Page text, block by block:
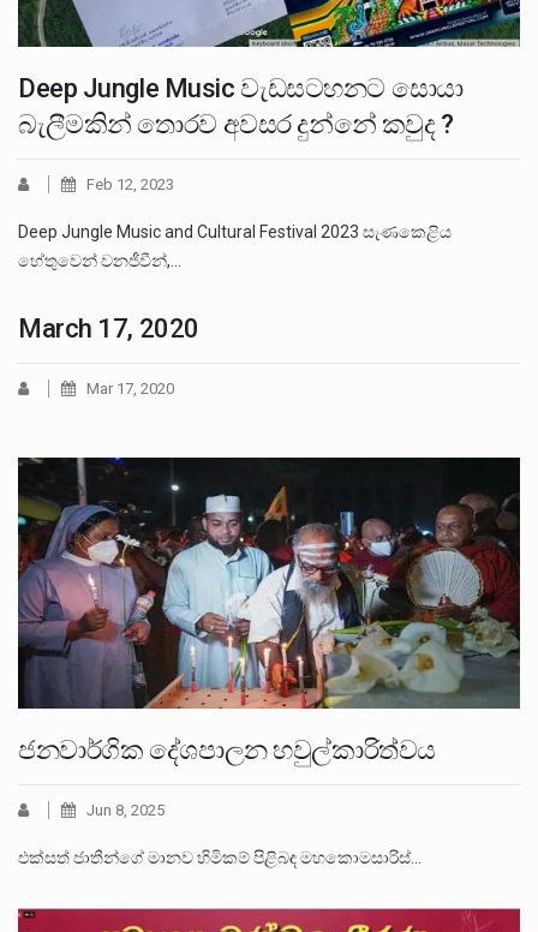
Deep Jungle Music වැඩසටහනට සොයා
බැලීමකින් තොරව අවසර දුන්නේ කවුද ?
Feb 12, 2023
Deep Jungle Music and Cultural Festival 2023 සැණකෙළිය
හේතුවෙන් වනජීවීන්,…
March 17, 2020
Mar 17, 2020
ජනවාර්ගික දේශපාලන හවුල්කාරිත්වය
Jun 8, 2025
එක්සත් ජාතීන්ගේ මානව හිමිකම් පිළිබඳ මහකොමසාරිස්…